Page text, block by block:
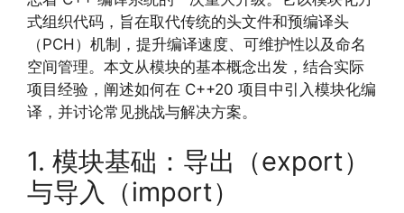
式组织代码，旨在取代传统的头文件和预编译头
（PCH）机制，提升编译速度、可维护性以及命名
空间管理。本文从模块的基本概念出发，结合实际
项目经验，阐述如何在 C++20 项目中引入模块化编
译，并讨论常见挑战与解决方案。
1. 模块基础：导出（export）
与导入（import）